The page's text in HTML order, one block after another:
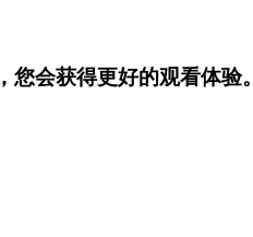
会获得更好的观看体验。